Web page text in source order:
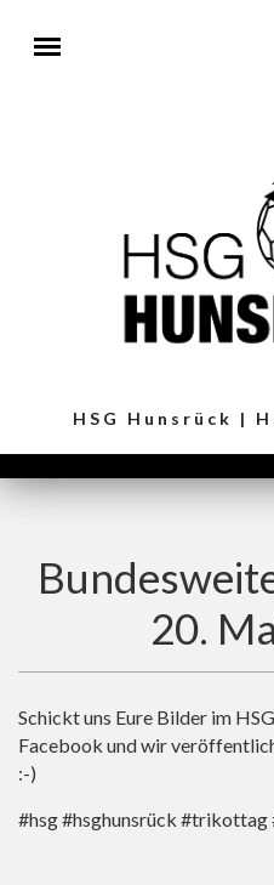
HSG Hunsrück |
20.
Schickt uns Eure Bilder im
Facebook und wir
:-)
#hsg #hsghunsrück #trikottag